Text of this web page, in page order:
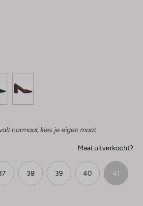
normaal, kies je eigen maat
Maat uitverkocht?
38 39 40 41